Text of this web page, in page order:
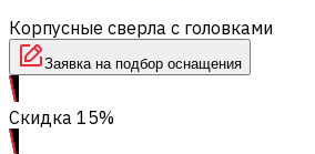
Корпусные сверла с головками
Заявка на подбор оснащения
Скидка 15%